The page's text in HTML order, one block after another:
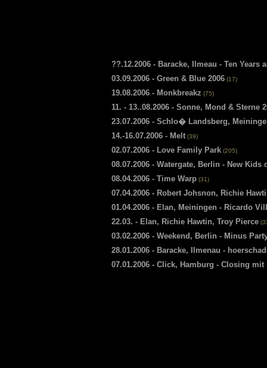
??.12.2006 - Baracke, Ilmeau - Ten Years
03.09.2006 - Green & Blue 2006 (17)
19.08.2006 - Monkbreakz (75)
11. - 13..08.2006 - Sonne, Mond & Sterne
23.07.2006 - Schlo� Landsberg,
14.-16.07.2006 - Melt (39)
02.07.2006 - Love Family Park (205)
08.07.2006 - Watergate, Berlin - New
08.04.2006 - Time Warp (31)
07.04.2006 - Robert Johsnon, Richie
01.04.2006 - Elan, Meiningen - Ricardo
22.03. - Elan, Richie Hawtin, Troy Pierce
03.02.2006 - Weekend, Berlin - Minus
28.01.2006 - Baracke, Ilmenau -
07.01.2006 - Click, Hamburg - Closing mit